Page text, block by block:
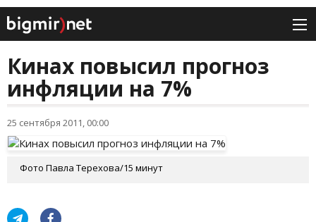
Кинах повысил прогноз
инфляции на 7%
25 сентября 2011, 00:00
Фото Павла Терехова/15 минут